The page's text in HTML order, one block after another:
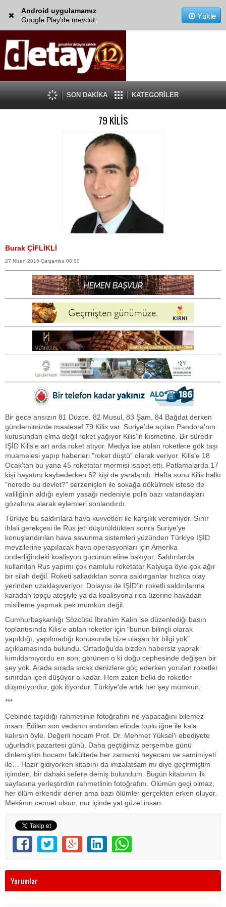
Android uygulamamız
Google Play'de mevcut
Yükle
SON DAKİKA KATEGORİLER
79 KİLİS
Burak ÇİFLİKLİ
27 Nisan 2016 Çarşamba 08:00
Bir gece ansızın 81 Düzce, 82 Musul, 83 Şam, 84 Bağdat derken
gündemimizde maalesef 79 Kilis var. Suriye'de açılan Pandora'nın
kutusundan elma değil roket yağıyor Kilis'in kısmetine. Bir süredir
IŞİD Kilis'e art arda roket atıyor. Medya ise atılan roketlere gök taşı
muamelesi yapıp haberleri "roket düştü" olarak veriyor. Kilis'e 18
Ocak'tan bu yana 45 roketatar mermisi isabet etti. Patlamalarda 17
kişi hayatını kaybederken 62 kişi de yaralandı. Hafta sonu Kilis halkı
"nerede bu devlet?" serzenişleri ile sokağa dökülmek istese de
valiliğinin aldığı eylem yasağı nedeniyle polis bazı vatandaşları
gözaltına alarak eylemleri sonlandırdı.
Türkiye bu saldırılara hava kuvvetleri ile karşılık veremiyor. Sınır
ihlali gerekçesi ile Rus jeti düşürüldükten sonra Suriye'ye
konuşlandırılan hava savunma sistemleri yüzünden Türkiye IŞİD
mevzilerine yapılacak hava operasyonları için Amerika
önderliğindeki koalisyon gücünün eline bakıyor. Saldırılarda
kullanılan Rus yapımı çok namlulu roketatar Katyuşa öyle çok ağır
bir silah değil. Roketi salladıktan sonra saldırganlar hızlıca olay
yerinden uzaklaşıveriyor. Dolayısı ile IŞİD'in roketli saldırılarına
karadan topçu ateşiyle ya da koalisyona rica üzerine havadan
misilleme yapmak pek mümkün değil.
Cumhurbaşkanlığı Sözcüsü İbrahim Kalın ise düzenlediği basın
toplantısında Kilis’e atılan roketler için "bunun bilinçli olarak
yapıldığı, yapılmadığı konusunda bize ulaşan bir bilgi yok"
açıklamasında bulundu. Ortadoğu'da bizden habersiz yaprak
kımıldamıyordu en son; görünen o ki doğu cephesinde değişen bir
şey yok. Arada sırada sıcak denizlere göç ederken yorulan roketler
sınırdan içeri düşüyor o kadar. Hem zaten belki de roketler
düşmüyordur, gök itiyordur. Türkiye'de artık her şey mümkün.
***
Cebinde taşıdığı rahmetlinin fotoğrafını ne yapacağını bilemez
insan. Edilen son vedanın ardından elinde toplu iğne ile kala
kalırsın öyle. Değerli hocam Prof. Dr. Mehmet Yüksel'i ebediyete
uğurladık pazartesi günü. Daha geçtiğimiz perşembe günü
dinlemiştim hocamı fakültede her zamanki heyecanı ve samimiyeti
ile… Hazır gidiyorken kitabını da imzalatsam mı diye geçirmiştim
içimden; bir dahaki sefere demiş bulundum. Bugün kitabının ilk
sayfasına yerleştirdim rahmetlinin fotoğrafını. Ölümün geçi olmaz,
her ölüm erkendir derler ama bazı ölümler gerçekten erken oluyor.
Mekânın cennet olsun, nur içinde yat güzel insan.
Yorumlar